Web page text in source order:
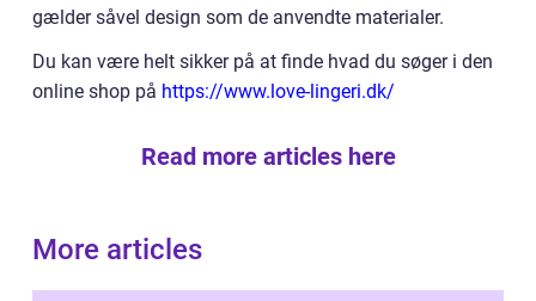
gælder såvel design som de anvendte materialer.
Du kan være helt sikker på at finde hvad du søger i den
online shop på https://www.love-lingeri.dk/
Read more articles here
More articles